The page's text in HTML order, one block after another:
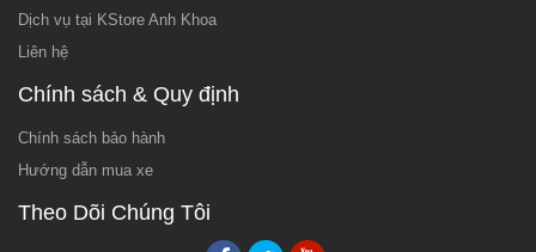
Dịch vụ tại KStore Anh Khoa
Liên hệ
Chính sách & Quy định
Chính sách bảo hành
Hướng dẫn mua xe
Theo Dõi Chúng Tôi